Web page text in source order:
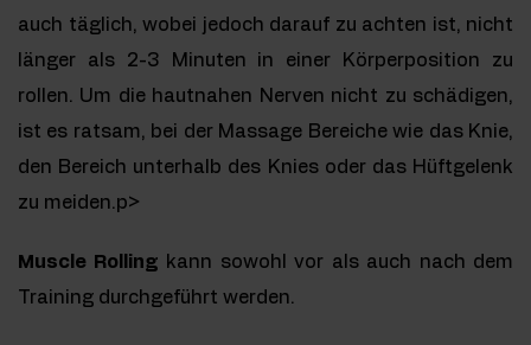
auch täglich, wobei jedoch darauf zu achten ist, nicht
länger als 2-3 Minuten in einer Körperposition zu
rollen. Um die hautnahen Nerven nicht zu schädigen,
ist es ratsam, bei der Massage Bereiche wie das Knie,
den Bereich unterhalb des Knies oder das Hüftgelenk
zu meiden.p>
Muscle Rolling kann sowohl vor als auch nach dem
Training durchgeführt werden.